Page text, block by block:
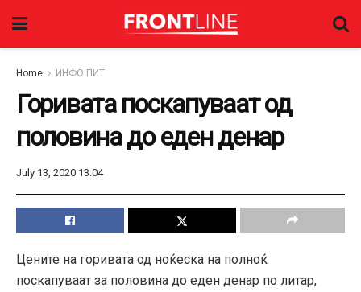
Home ИНФО ПИТ
Горивата поскапуваат од
половина до еден денар
July 13, 2020 13:04
Цените на горивата од ноќеска на полноќ
поскапуваат за половина до еден денар по литар,